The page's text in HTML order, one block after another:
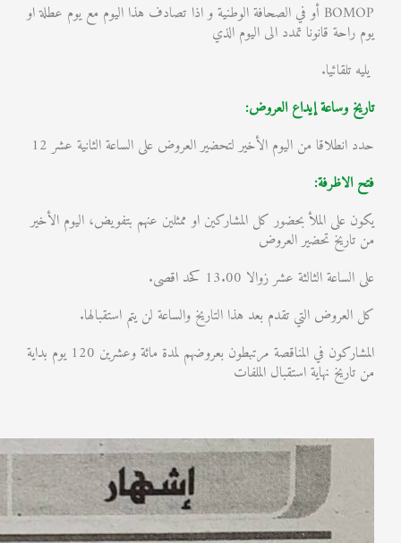
BOMOP أو في الصحافة الوطنية و اذا تصادف هذا اليوم مع يوم عطلة او
يوم راحة قانونا تمدد الى اليوم الذي
يليه تلقائيا.
تاريخ وساعة إيداع العروض:
حدد انطلاقا من اليوم الأخير لتحضير العروض على الساعة الثانية عشر 12
فتح الاظرفة:
يكون على الملأ بحضور كل المشاركين او ممثلين عنهم بتفويض، اليوم الأخير
من تاريخ تحضير العروض
على الساعة الثالثة عشر زوالا 13.00 كحد اقصى.
كل العروض التي تقدم بعد هذا التاريخ والساعة لن يتم استقبالها.
المشاركون في المناقصة مرتبطون بعروضهم لمدة مائة وعشرين 120 يوم بداية
من تاريخ نهاية استقبال الملفات